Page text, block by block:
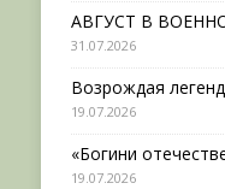
АВГУСТ В
31.07.2026
Возрождая
19.07.2026
«Богини
19.07.2026